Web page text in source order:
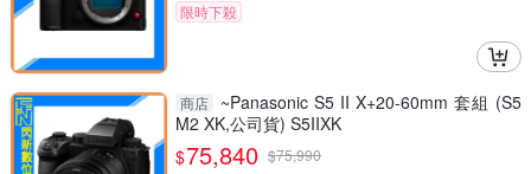
限時下殺
商店
~Panasonic S5 II X+20-60mm 套組 (S5
M2 XK,公司貨) S5IIXK
$75,840 $75,990